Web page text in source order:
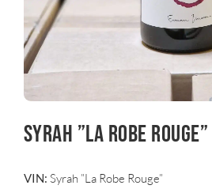
Syrah ”La Robe Rouge”
VIN: Syrah ”La Robe Rouge”